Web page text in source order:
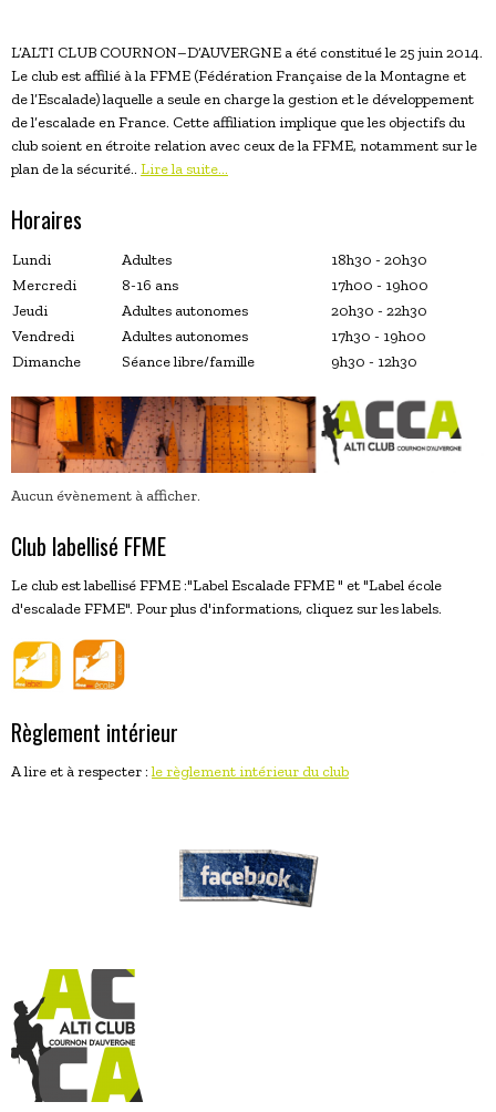
L’ALTI CLUB COURNON–D’AUVERGNE a été constitué le 25 juin 2014.
Le club est affilié à la FFME (Fédération Française de la Montagne et
de l’Escalade) laquelle a seule en charge la gestion et le développement
de l’escalade en France. Cette affiliation implique que les objectifs du
club soient en étroite relation avec ceux de la FFME, notamment sur le
plan de la sécurité.. Lire la suite...
Horaires
Lundi Adultes
18h30 - 20h30
Mercredi
8-16 ans
17h00 - 19h00
Jeudi
Adultes autonomes
20h30 - 22h30
Vendredi
Adultes autonomes
17h30 - 19h00
Dimanche
Séance libre/famille 9h30 - 12h30
Aucun évènement à afficher.
Club labellisé FFME
Le club est labellisé FFME :"Label Escalade FFME " et "Label école
d'escalade FFME". Pour plus d'informations, cliquez sur les labels.
Règlement intérieur
A lire et à respecter :le règlement intérieur du club